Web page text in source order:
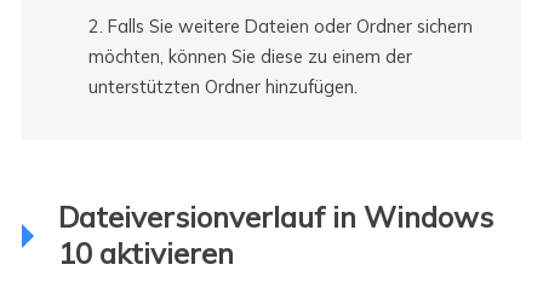
2. Falls Sie weitere Dateien oder Ordner sichern
möchten, können Sie diese zu einem der
unterstützten Ordner hinzufügen.
Dateiversionverlauf in Windows
10 aktivieren